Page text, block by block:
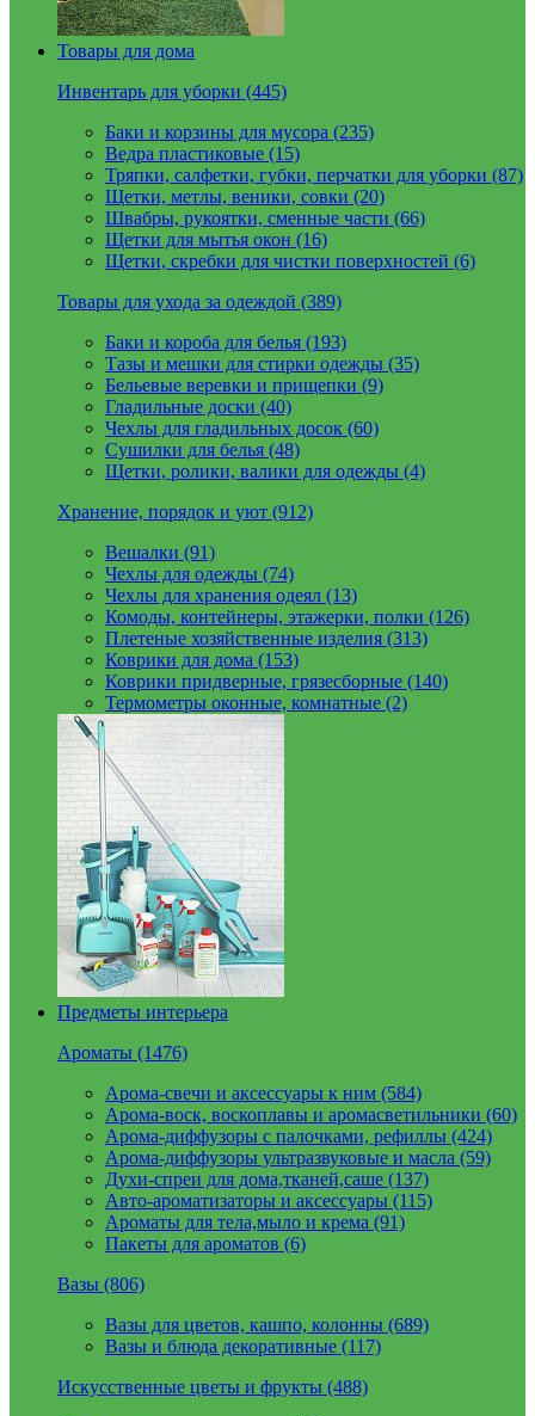
Товары для дома
Инвентарь для уборки (445)
Баки и корзины для мусора (235)
Ведра пластиковые (15)
Тряпки, салфетки, губки, перчатки для уборки (87)
Щетки, метлы, веники, совки (20)
Швабры, рукоятки, сменные части (66)
Щетки для мытья окон (16)
Щетки, скребки для чистки поверхностей (6)
Товары для ухода за одеждой (389)
Баки и короба для белья (193)
Тазы и мешки для стирки одежды (35)
Бельевые веревки и прищепки (9)
Гладильные доски (40)
Чехлы для гладильных досок (60)
Сушилки для белья (48)
Щетки, ролики, валики для одежды (4)
Хранение, порядок и уют (912)
Вешалки (91)
Чехлы для одежды (74)
Чехлы для хранения одеял (13)
Комоды, контейнеры, этажерки, полки (126)
Плетеные хозяйственные изделия (313)
Коврики для дома (153)
Коврики придверные, грязесборные (140)
Термометры оконные, комнатные (2)
Предметы интерьера
Ароматы (1476)
Арома-свечи и аксессуары к ним (584)
Арома-воск, воскоплавы и аромасветильники (60)
Арома-диффузоры с палочками, рефиллы (424)
Арома-диффузоры ультразвуковые и масла (59)
Духи-спреи для дома,тканей,саше (137)
Авто-ароматизаторы и аксессуары (115)
Ароматы для тела,мыло и крема (91)
Пакеты для ароматов (6)
Вазы (806)
Вазы для цветов, кашпо, колонны (689)
Вазы и блюда декоративные (117)
Искусственные цветы и фрукты (488)